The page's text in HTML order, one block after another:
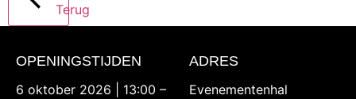
Terug
OPENINGSTIJDEN
6 oktober 2026 | 13:00 –
ADRES
Evenementenhal